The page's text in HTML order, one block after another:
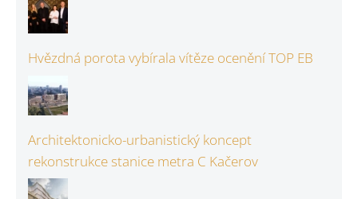
Hvězdná porota vybírala vítěze ocenění TOP EB
Architektonicko-urbanistický koncept
rekonstrukce stanice metra C Kačerov